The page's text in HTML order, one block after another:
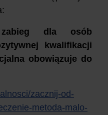
dla osób
kwalifikacji
obowiązuje do
zacznij-od-
metoda-malo-